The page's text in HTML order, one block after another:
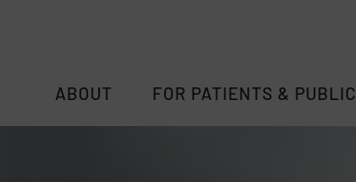
ABOUT FOR PATIENTS & PUBLIC